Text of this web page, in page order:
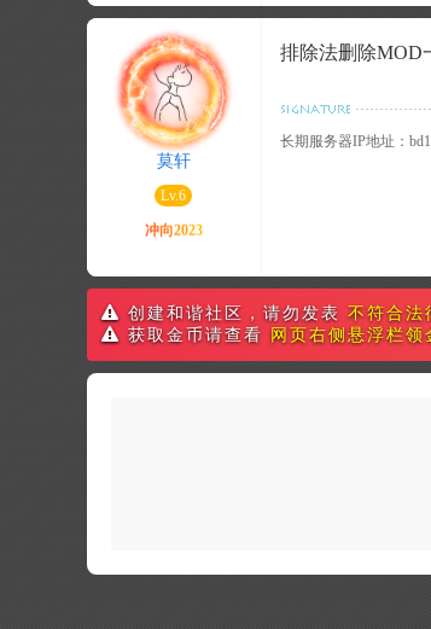
莫轩
Lv.6
排除法删除MOD
长期服务器IP地址：
创建和谐社区，请勿发表 不符合法
获取金币请查看
网页右侧悬浮栏领